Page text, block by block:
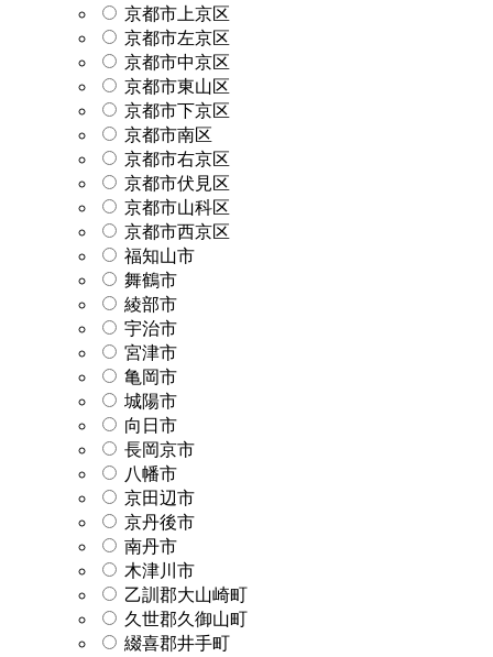
京都市上京区
京都市左京区
京都市中京区
京都市東山区
京都市下京区
京都市南区
京都市右京区
京都市伏見区
京都市山科区
京都市西京区
福知山市
舞鶴市
綾部市
宇治市
宮津市
亀岡市
城陽市
向日市
長岡京市
八幡市
京田辺市
京丹後市
南丹市
木津川市
乙訓郡大山崎町
久世郡久御山町
綴喜郡井手町